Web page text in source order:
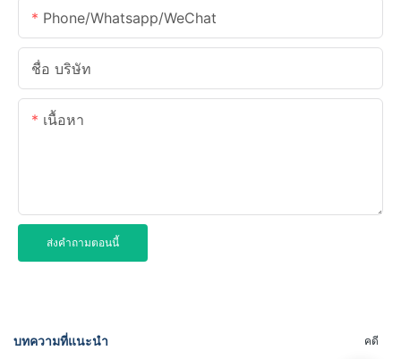
Phone/Whatsapp/WeChat
ชื่อ บริษัท
เนื้อหา
ส่งคำถามตอนนี้
บทความที่แนะนำ คดี